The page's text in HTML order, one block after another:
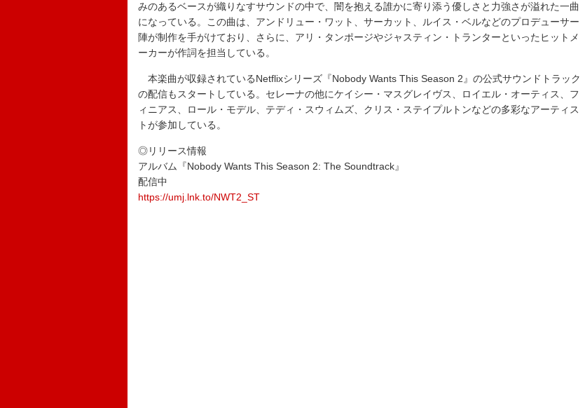
みのあるベースが織りなすサウンドの中で、闇を抱える誰かに寄り添う優しさと力強さが溢れた一曲
になっている。この曲は、アンドリュー・ワット、サーカット、ルイス・ベルなどのプロデューサー
陣が制作を手がけており、さらに、アリ・タンポージやジャスティン・トランターといったヒットメ
ーカーが作詞を担当している。
本楽曲が収録されているNetflixシリーズ『Nobody Wants This Season 2』の公式サウンドトラック
の配信もスタートしている。セレーナの他にケイシー・マスグレイヴス、ロイエル・オーティス、フ
ィニアス、ロール・モデル、テディ・スウィムズ、クリス・ステイプルトンなどの多彩なアーティス
トが参加している。
◎リリース情報
アルバム『Nobody Wants This Season 2: The Soundtrack』
配信中
https://umj.lnk.to/NWT2_ST